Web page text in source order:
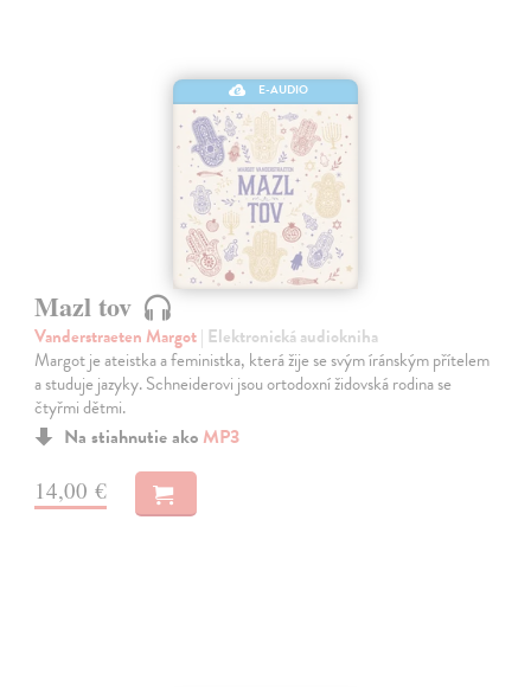
E-AUDIO
Mazl tov
Vanderstraeten Margot| Elektronická audiokniha
Margot je ateistka a feministka, která žije se svým íránským přítelem
a studuje jazyky. Schneiderovi jsou ortodoxní židovská rodina se
čtyřmi dětmi.
Na stiahnutie ako MP3
14,00 €